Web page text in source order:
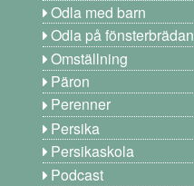
Odla med barn
Odla på fönsterbrädan
Omställning
Päron
Perenner
Persika
Persikaskola
Podcast